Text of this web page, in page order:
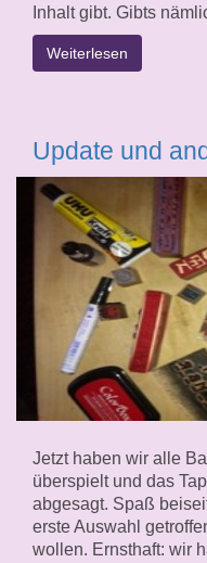
Inhalt gibt. Gibts
Weiterlesen
Update und
Jetzt haben wir alle
überspielt und das
abgesagt. Spaß
erste Auswahl
wollen. Ernsthaft: wir